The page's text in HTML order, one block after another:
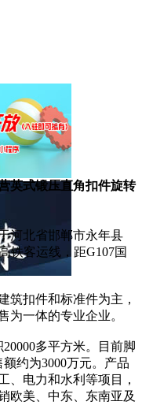
英式锻压直角扣件旋转
河北省邯郸市永年县
铁客运线，距G107国
筑扣件和标准件为主，
为一体的专业企业。
多平方米。目前脚
约为3000万元。产品
、电力和水利等项目，
欧美、中东、东南亚及